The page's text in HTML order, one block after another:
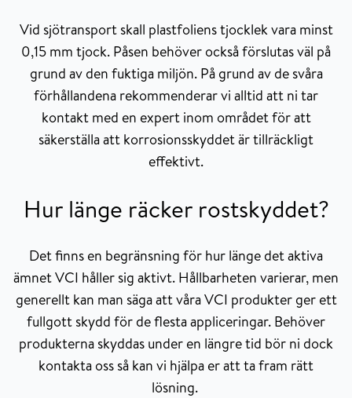
Vid sjötransport skall plastfoliens tjocklek vara minst
0,15 mm tjock. Påsen behöver också förslutas väl på
grund av den fuktiga miljön. På grund av de svåra
förhållandena rekommenderar vi alltid att ni tar
kontakt med en expert inom området för att
säkerställa att korrosionsskyddet är tillräckligt
effektivt.
Hur länge räcker rostskyddet?
Det finns en begränsning för hur länge det aktiva
ämnet VCI håller sig aktivt. Hållbarheten varierar, men
generellt kan man säga att våra VCI produkter ger ett
fullgott skydd för de flesta appliceringar. Behöver
produkterna skyddas under en längre tid bör ni dock
kontakta oss så kan vi hjälpa er att ta fram rätt
lösning.